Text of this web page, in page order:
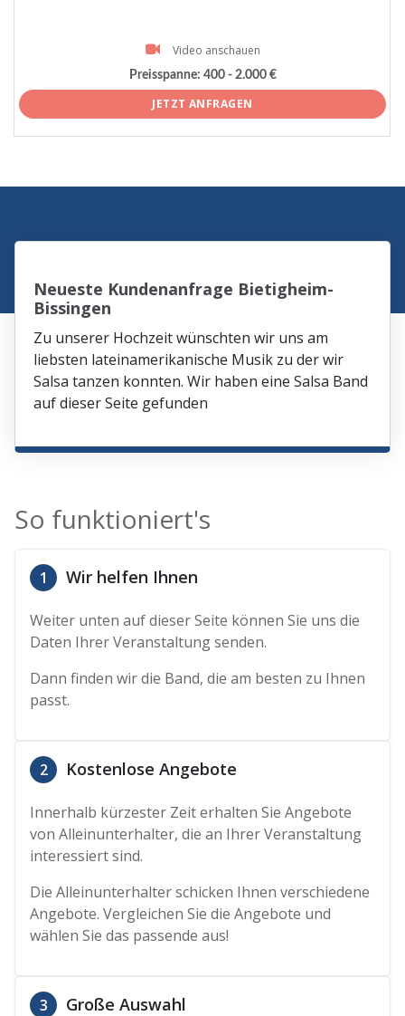
Video anschauen
Preisspanne: 400 - 2.000 €
JETZT ANFRAGEN
Neueste Kundenanfrage Bietigheim-
Bissingen
Zu unserer Hochzeit wünschten wir uns am
liebsten lateinamerikanische Musik zu der wir
Salsa tanzen konnten. Wir haben eine Salsa Band
auf dieser Seite gefunden
So funktioniert's
1 Wir helfen Ihnen
Weiter unten auf dieser Seite können Sie uns die
Daten Ihrer Veranstaltung senden.
Dann finden wir die Band, die am besten zu Ihnen
passt.
2 Kostenlose Angebote
Innerhalb kürzester Zeit erhalten Sie Angebote
von Alleinunterhalter, die an Ihrer Veranstaltung
interessiert sind.
Die Alleinunterhalter schicken Ihnen verschiedene
Angebote. Vergleichen Sie die Angebote und
wählen Sie das passende aus!
3 Große Auswahl